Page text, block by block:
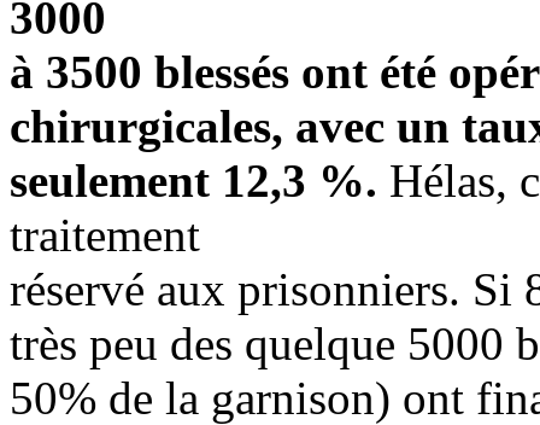
3000
à 3500 blessés ont été
chirurgicales, avec un
seulement 12,3 %. Hélas,
traitement
réservé aux prisonniers. Si
très peu des quelque 5000
50% de la garnison) ont